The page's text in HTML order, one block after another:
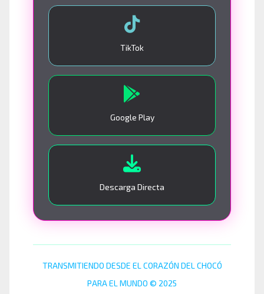
TikTok
Google Play
Descarga Directa
TRANSMITIENDO DESDE EL CORAZÓN DEL CHOCÓ
PARA EL MUNDO © 2025